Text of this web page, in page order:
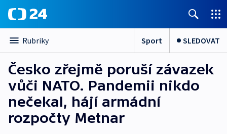
Rubriky Sport SLEDOVAT
Česko zřejmě poruší závazek
vůči NATO. Pandemii nikdo
nečekal, hájí armádní
rozpočty Metnar